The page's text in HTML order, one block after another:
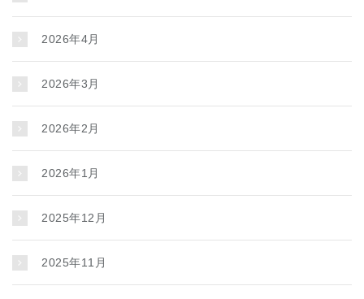
2026年4月
2026年3月
2026年2月
2026年1月
2025年12月
2025年11月